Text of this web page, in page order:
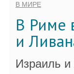
В МИРЕ
В Риме
и
Израиль